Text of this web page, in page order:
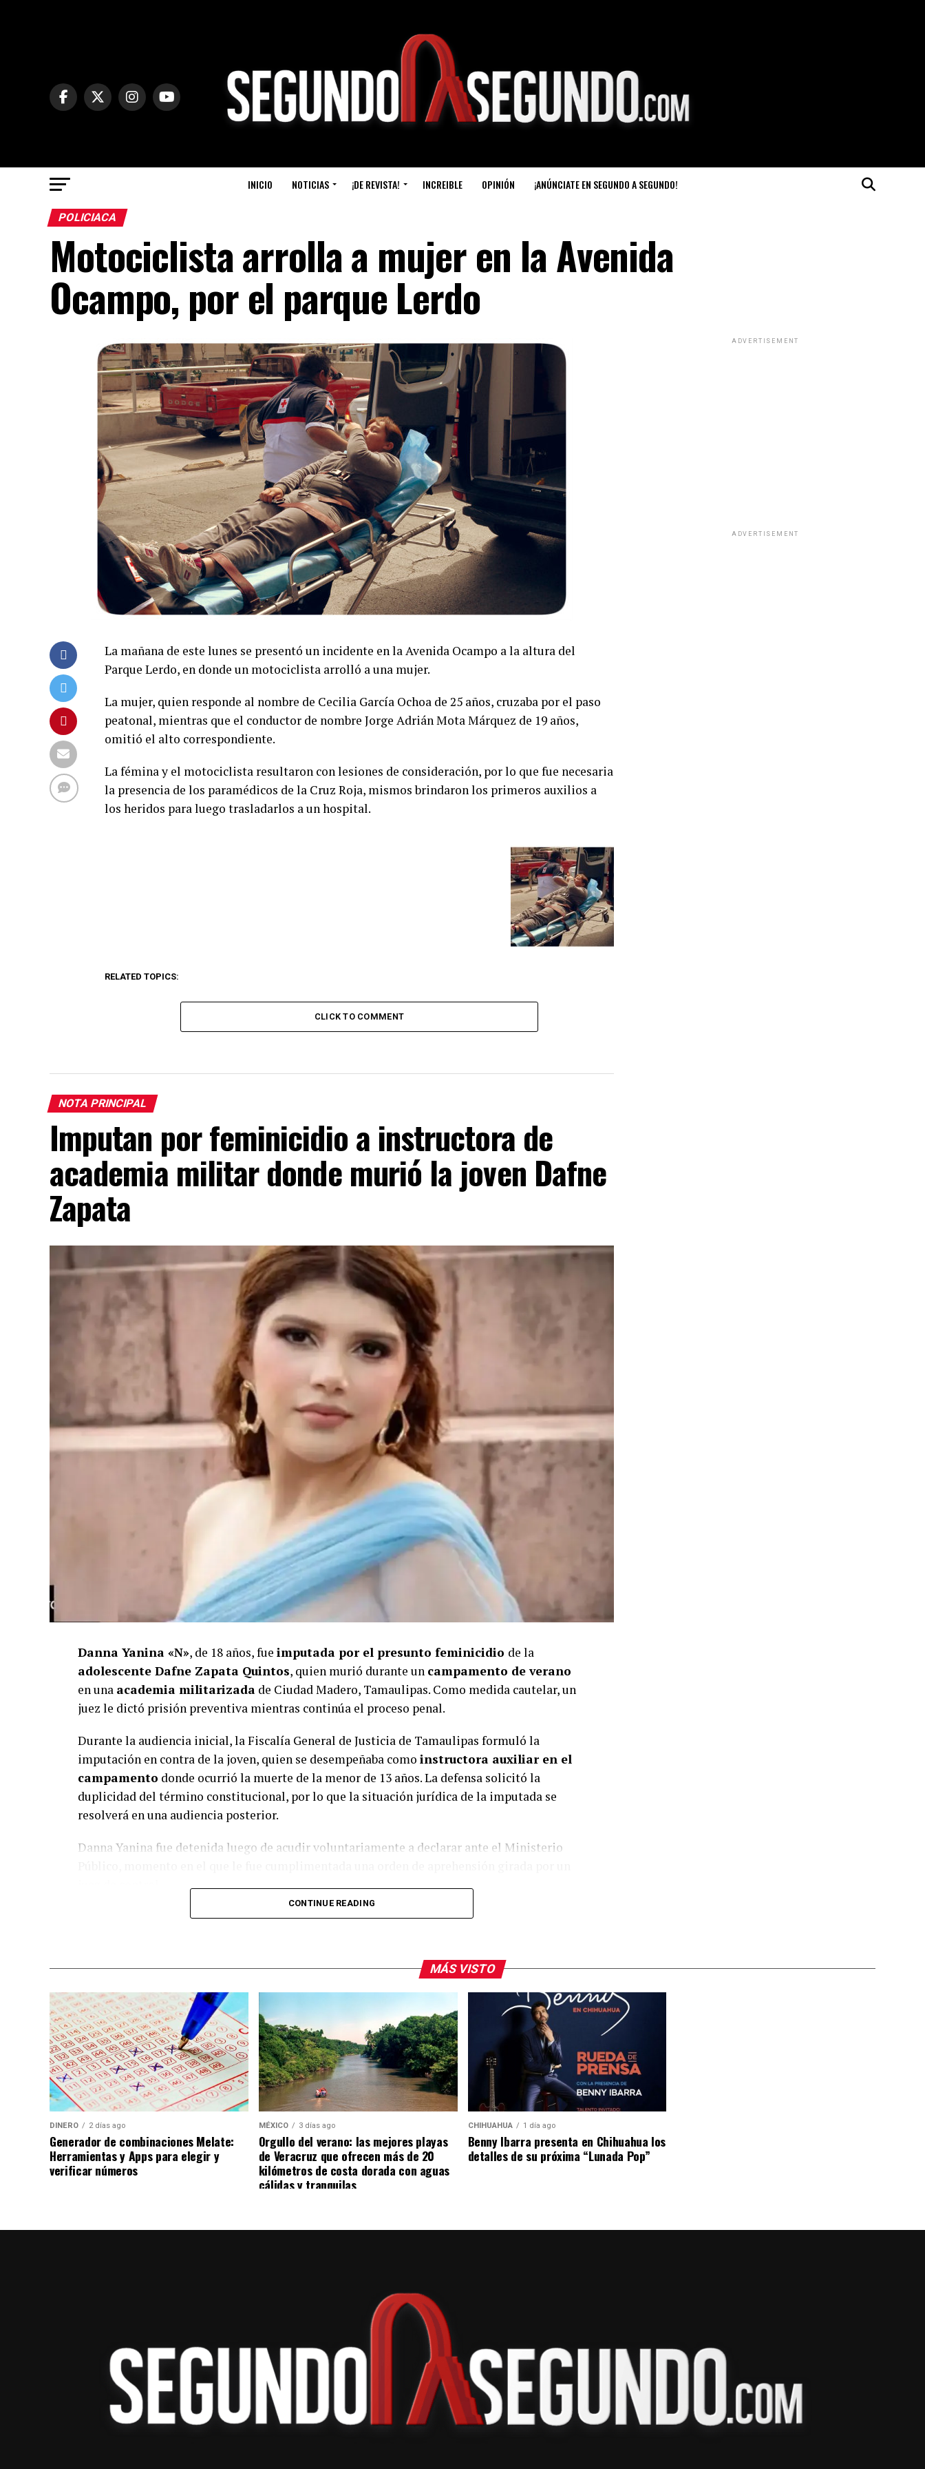
INICIO NOTICIAS ¡DE REVISTA! INCREIBLE OPINIÓN ¡ANÚNCIATE EN SEGUNDO A SEGUNDO!
POLICIACA
Motociclista arrolla a mujer en la Avenida
Ocampo, por el parque Lerdo
La mañana de este lunes se presentó un incidente en la Avenida Ocampo a la altura del
Parque Lerdo, en donde un motociclista arrolló a una mujer.
La mujer, quien responde al nombre de Cecilia García Ochoa de 25 años, cruzaba por el paso
peatonal, mientras que el conductor de nombre Jorge Adrián Mota Márquez de 19 años,
omitió el alto correspondiente.
La fémina y el motociclista resultaron con lesiones de consideración, por lo que fue necesaria
la presencia de los paramédicos de la Cruz Roja, mismos brindaron los primeros auxilios a
los heridos para luego trasladarlos a un hospital.
RELATED TOPICS:
CLICK TO COMMENT
NOTA PRINCIPAL
Imputan por feminicidio a instructora de
academia militar donde murió la joven Dafne
Zapata
Danna Yanina «N», de 18 años, fue imputada por el presunto feminicidio de la
adolescente Dafne Zapata Quintos, quien murió durante un campamento de verano
en una academia militarizada de Ciudad Madero, Tamaulipas. Como medida cautelar, un
juez le dictó prisión preventiva mientras continúa el proceso penal.
Durante la audiencia inicial, la Fiscalía General de Justicia de Tamaulipas formuló la
imputación en contra de la joven, quien se desempeñaba como instructora auxiliar en el
campamento donde ocurrió la muerte de la menor de 13 años. La defensa solicitó la
duplicidad del término constitucional, por lo que la situación jurídica de la imputada se
resolverá en una audiencia posterior.
Danna Yanina fue detenida luego de acudir voluntariamente a declarar ante el Ministerio
El caso es investigado bajo el protocolo de feminicidio tras la muerte de Dafne Zapata,
presuntamente involucradas en los hechos.
La muerte de Dafne provocó el cierre de la academia por parte de las autoridades y llevó a la
presidenta Claudia Sheinbaum a solicitar una revisión de los centros de educación
militarizada en Tamaulipas, al precisar que dichas instituciones no dependen de la
Secretaría de la Defensa Nacional.
CONTINUE READING
ADVERTISEMENT
ADVERTISEMENT
MÁS VISTO
DINERO 2 días ago
Generador de combinaciones Melate:
Herramientas y Apps para elegir y
verificar números
MÉXICO 3 días ago
Orgullo del verano: las mejores playas
de Veracruz que ofrecen más de 20
kilómetros de costa dorada con aguas
cálidas y tranquilas
CHIHUAHUA 1 día ago
Benny Ibarra presenta en Chihuahua los
detalles de su próxima “Lunada Pop”